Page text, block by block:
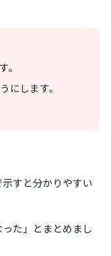
。
にします。
すと分かりやすい
た」とまとめまし